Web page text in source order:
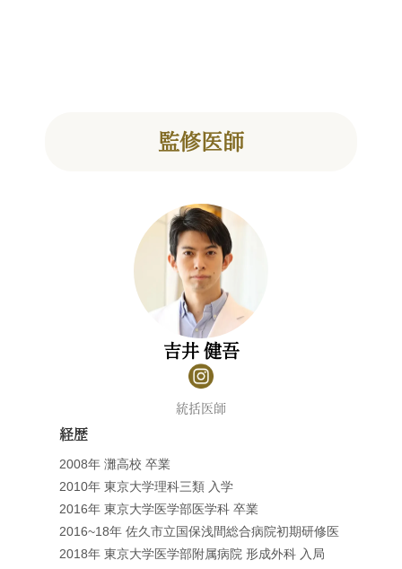
監修医師
吉井 健吾
統括医師
経歴
2008年 灘高校 卒業
2010年 東京大学理科三類 入学
2016年 東京大学医学部医学科 卒業
2016~18年 佐久市立国保浅間総合病院初期研修医
2018年 東京大学医学部附属病院 形成外科 入局